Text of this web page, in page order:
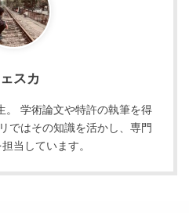
スカ
。 学術論文や特許の執筆を得
ではその知識を活かし、専門
当しています。